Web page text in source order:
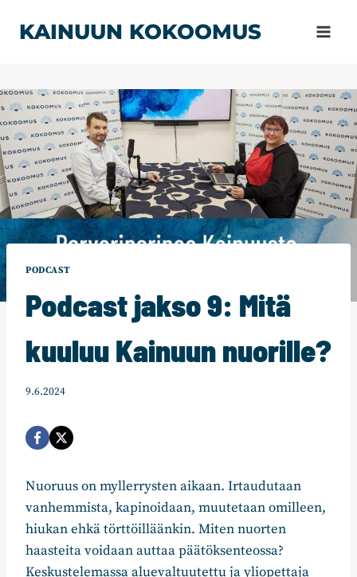
sisältöön
KAINUUN KOKOOMUS
PODCAST
Podcast jakso 9: Mitä
kuuluu Kainuun nuorille?
9.6.2024
Nuoruus on myllerrysten aikaan. Irtaudutaan
vanhemmista, kapinoidaan, muutetaan omilleen,
hiukan ehkä törttöilläänkin. Miten nuorten
haasteita voidaan auttaa päätöksenteossa?
Keskustelemassa aluevaltuutettu ja yliopettaja